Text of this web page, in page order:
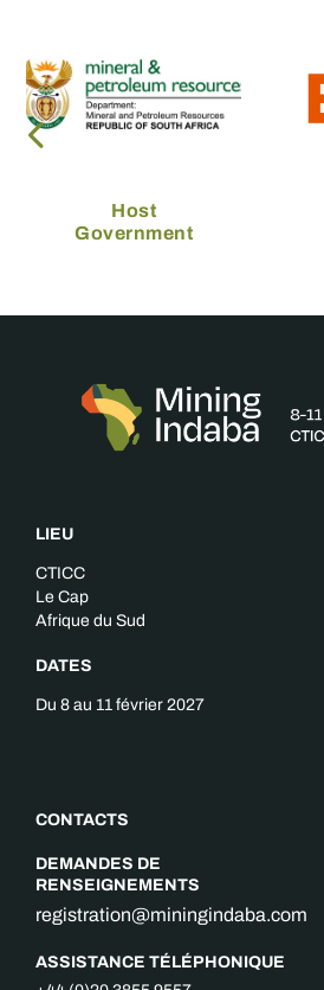
Host
Government
LIEU
CTICC
Le Cap
Afrique du Sud
DATES
Du 8 au 11 février 2027
CONTACTS
DEMANDES DE
RENSEIGNEMENTS
registration@miningindaba.com
ASSISTANCE TÉLÉPHONIQUE